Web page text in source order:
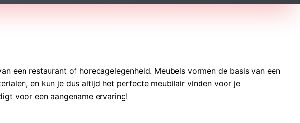
een restaurant of horecagelegenheid. Meubels vormen de basis van een
en kun je dus altijd het perfecte meubilair vinden voor je
voor een aangename ervaring!